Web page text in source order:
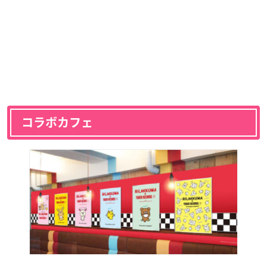
コラボカフェ